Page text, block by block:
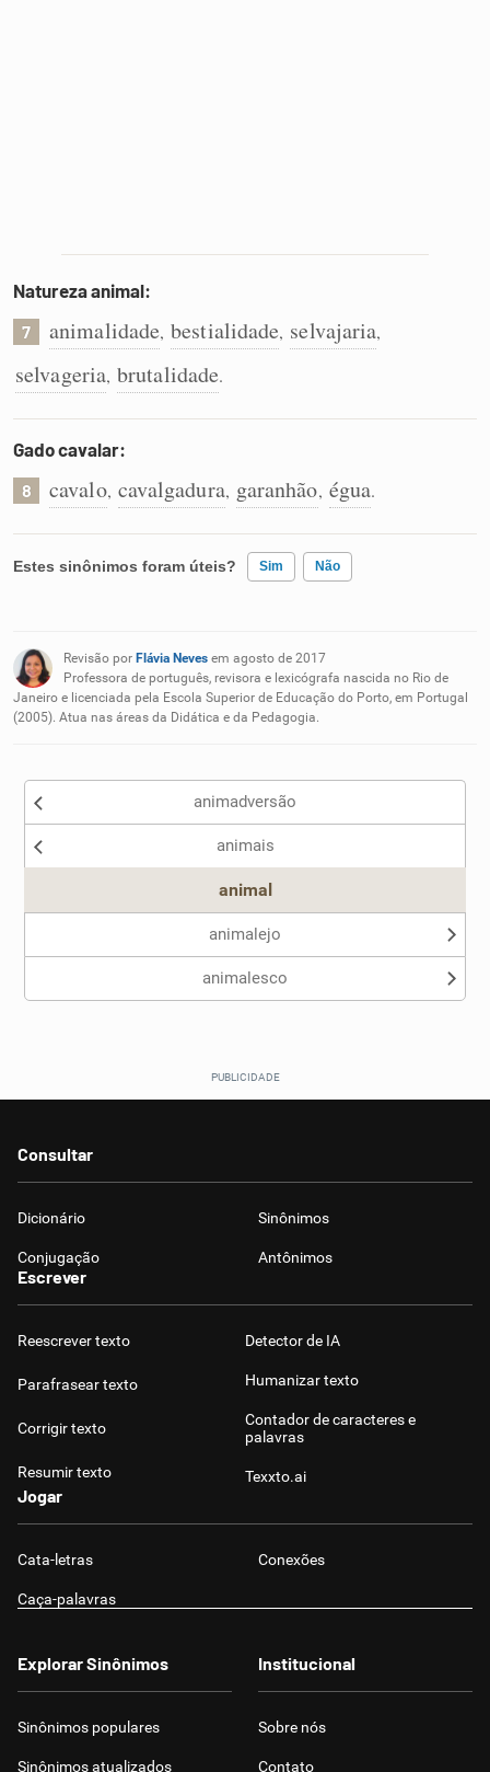
Natureza animal:
7 animalidade, bestialidade, selvajaria,
selvageria, brutalidade.
Gado cavalar:
8 cavalo, cavalgadura, garanhão, égua.
Estes sinônimos foram úteis? Sim Não
Nenhum dos sinônimos apresentados me ajudou
Outro
Revisão por Flávia Neves em agosto de 2017
Professora de português, revisora e lexicógrafa nascida no Rio de
Janeiro e licenciada pela Escola Superior de Educação do Porto, em Portugal
(2005). Atua nas áreas da Didática e da Pedagogia.
animadversão
animais
animal
animalejo
animalesco
Consultar
Dicionário Sinônimos
Conjugação Antônimos
Escrever
Reescrever texto
Parafrasear texto
Corrigir texto
Resumir texto
Detector de IA
Humanizar texto
Contador de caracteres e
palavras
Texxto.ai
Jogar
Cata-letras Conexões
Caça-palavras
Explorar Sinônimos
Sinônimos populares
Sinônimos atualizados
Institucional
Sobre nós
Contato